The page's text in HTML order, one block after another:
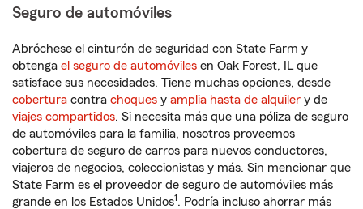
Seguro de automóviles
Abróchese el cinturón de seguridad con State Farm y
obtenga el seguro de automóviles en Oak Forest, IL que
satisface sus necesidades. Tiene muchas opciones, desde
cobertura contra choques y amplia hasta de alquiler y de
viajes compartidos. Si necesita más que una póliza de seguro
de automóviles para la familia, nosotros proveemos
cobertura de seguro de carros para nuevos conductores,
viajeros de negocios, coleccionistas y más. Sin mencionar que
State Farm es el proveedor de seguro de automóviles más
grande en los Estados Unidos1. Podría incluso ahorrar más